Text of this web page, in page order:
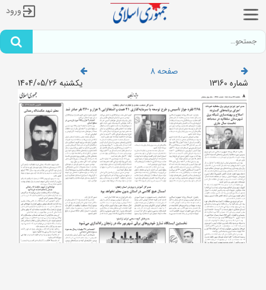
ورود
صفحه 8
شماره 13160
یکشنبه 1404/05/26